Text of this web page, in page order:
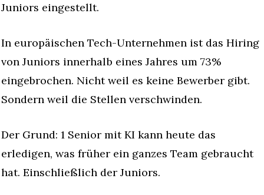
Juniors eingestellt.
In europäischen Tech-Unternehmen ist das Hiring
von Juniors innerhalb eines Jahres um 73%
eingebrochen. Nicht weil es keine Bewerber gibt.
Sondern weil die Stellen verschwinden.
Der Grund: 1 Senior mit KI kann heute das
erledigen, was früher ein ganzes Team gebraucht
hat. Einschließlich der Juniors.